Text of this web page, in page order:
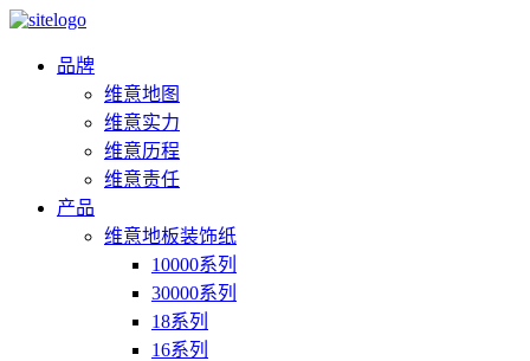
品牌
维意地图
维意实力
维意历程
维意责任
产品
维意地板装饰纸
10000系列
30000系列
18系列
16系列